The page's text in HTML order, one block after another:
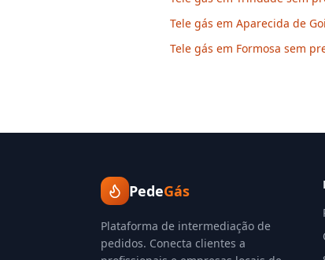
Tele gás em Aparecida de
Tele gás em Formosa sem
PedeGás
Plataforma de intermediação de
pedidos. Conecta clientes a